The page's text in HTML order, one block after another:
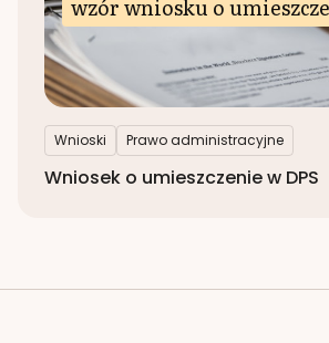
wzór wniosku o
Wnioski Prawo administracyjne
Wniosek o umieszczenie w DPS